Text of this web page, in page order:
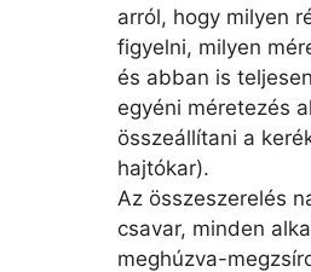
arról, hogy milyen
figyelni, milyen
és abban is
egyéni méretezés
összeállítani a
hajtókar).
Az összeszerelés
csavar, minden
meghúzva-